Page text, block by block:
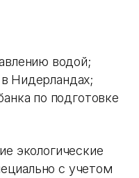
водой;
Нидерландах;
по подготовке
экологические
с учетом